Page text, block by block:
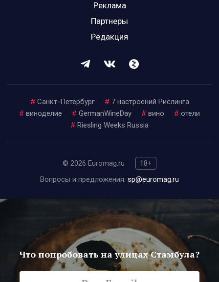
Реклама
Партнеры
Редакция
# Санкт-Петербург # 7 настроений Рислинга
# виноделие # GermanWineDay # вино # отели
# Riesling Weeks Russia
© 2026 Euromag.ru
18+
Вопросы и предложения: sp@euromag.ru
Что попробовать на улицах Стамбула?